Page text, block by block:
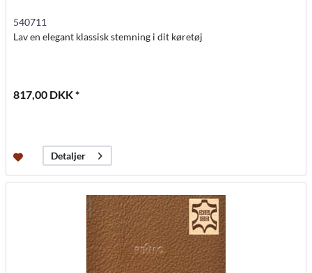
540711
Lav en elegant klassisk stemning i dit køretøj
817,00 DKK *
Detaljer